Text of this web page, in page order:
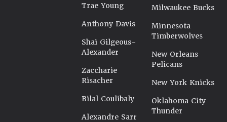
Trae Young
Anthony Davis
Shai Gilgeous-
Alexander
Zaccharie
Risacher
Bilal Coulibaly
Alexandre Sarr
Milwaukee Bucks
Minnesota
Timberwolves
New Orleans
Pelicans
New York Knicks
Oklahoma City
Thunder